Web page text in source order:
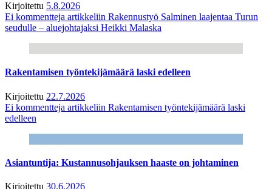
Kirjoitettu 5.8.2026
Ei kommentteja artikkeliin Rakennustyö Salminen laajentaa Turun
seudulle – aluejohtajaksi Heikki Malaska
Rakentamisen työntekijämäärä laski edelleen
Kirjoitettu 22.7.2026
Ei kommentteja artikkeliin Rakentamisen työntekijämäärä laski
edelleen
Asiantuntija: Kustannusohjauksen haaste on johtaminen
Kirjoitettu 30.6.2026